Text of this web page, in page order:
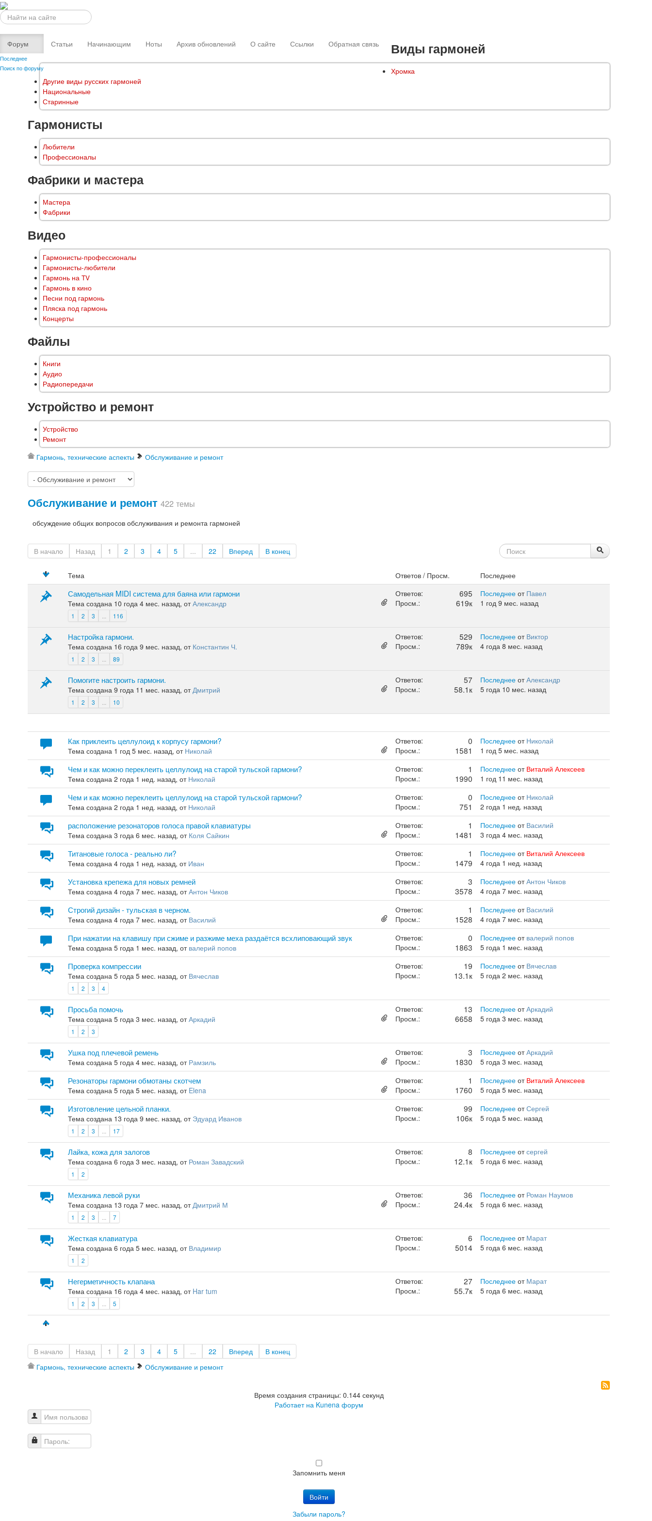
Искать...
Форум
Последнее
Поиск по форуму
Статьи Начинающим Ноты Архив обновлений О сайте Ссылки Обратная связь Виды гармоней
Хромка
Другие виды русских гармоней
Национальные
Старинные
Гармонисты
Любители
Профессионалы
Фабрики и мастера
Мастера
Фабрики
Видео
Гармонисты-профессионалы
Гармонисты-любители
Гармонь на TV
Гармонь в кино
Песни под гармонь
Пляска под гармонь
Концерты
Файлы
Книги
Аудио
Радиопередачи
Устройство и ремонт
Устройство
Ремонт
Гармонь, технические аспекты Обслуживание и ремонт
Обслуживание и ремонт 422 темы
обсуждение общих вопросов обслуживания и ремонта гармоней
В начало Назад 1 2 3 4 5 ... 22 Вперед В конец
Тема Ответов / Просм. Последнее
Самодельная MIDI система для баяна или гармони
Тема создана 10 года 4 мес. назад, отАлександр
1 2 3 116
Ответов: 695
Просм.: 619к
Последнее от Павел
1 год 9 мес. назад
Настройка гармони.
Тема создана 16 года 9 мес. назад, от Константин Ч.
1 2 3 89
Ответов: 529
Просм.: 789к
Последнее от Виктор
4 года 8 мес. назад
Помогите настроить гармони.
Тема создана 9 года 11 мес. назад, отДмитрий
1 2 3 10
Ответов: 57
Просм.: 58.1к
Последнее отАлександр
5 года 10 мес. назад
Как приклеить целлулоид к корпусу гармони?
Тема создана 1 год 5 мес. назад, от Николай
Ответов: 0
Просм.: 1581
Последнее от Николай
1 год 5 мес. назад
Чем и как можно переклеить целлулоид на старой тульской гармони?
Тема создана 2 года 1 нед. назад, от Николай
Ответов: 1
Просм.: 1990
Последнее от Виталий Алексеев
1 год 11 мес. назад
Чем и как можно переклеить целлулоид на старой тульской гармони?
Тема создана 2 года 1 нед. назад, от Николай
Ответов: 0
Просм.: 751
Последнее от Николай
2 года 1 нед. назад
расположение резонаторов голоса правой клавиатуры
Тема создана 3 года 6 мес. назад, от Коля Сайкин
Ответов: 1
Просм.: 1481
Последнее от Василий
3 года 4 мес. назад
Титановые голоса - реально ли?
Тема создана 4 года 1 нед. назад, от Иван
Ответов: 1
Просм.: 1479
Последнее от Виталий Алексеев
4 года 1 нед. назад
Установка крепежа для новых ремней
Тема создана 4 года 7 мес. назад, отАнтон Чиков
Ответов: 3
Просм.: 3578
Последнее отАнтон Чиков
4 года 7 мес. назад
Строгий дизайн - тульская в черном.
Тема создана 4 года 7 мес. назад, от Василий
Ответов: 1
Просм.: 1528
Последнее от Василий
4 года 7 мес. назад
При нажатии на клавишу при сжиме и разжиме меха раздаётся всхлиповающий звук
Тема создана 5 года 1 мес. назад, от валерий попов
Ответов: 0
Просм.: 1863
Последнее от валерий попов
5 года 1 мес. назад
Проверка компрессии
Тема создана 5 года 5 мес. назад, от Вячеслав
1 2 3 4
Ответов: 19
Просм.: 13.1к
Последнее от Вячеслав
5 года 2 мес. назад
Просьба помочь
Тема создана 5 года 3 мес. назад, отАркадий
1 2 3
Ответов: 13
Просм.: 6658
Последнее отАркадий
5 года 3 мес. назад
Ушка под плечевой ремень
Тема создана 5 года 4 мес. назад, от Рамзиль
Ответов: 3
Просм.: 1830
Последнее отАркадий
5 года 3 мес. назад
Резонаторы гармони обмотаны скотчем
Тема создана 5 года 5 мес. назад, от Elena
Ответов: 1
Просм.: 1760
Последнее от Виталий Алексеев
5 года 5 мес. назад
Изготовление цельной планки.
Тема создана 13 года 9 мес. назад, от Эдуард Иванов
1 2 3 17
Ответов: 99
Просм.: 106к
Последнее отСергей
5 года 5 мес. назад
Лайка, кожа для залогов
Тема создана 6 года 3 мес. назад, от Роман Завадский
1 2
Ответов: 8
Просм.: 12.1к
Последнее отсергей
5 года 6 мес. назад
Механика левой руки
Тема создана 13 года 7 мес. назад, отДмитрий М
1 2 3 7
Ответов: 36
Просм.: 24.4к
Последнее от Роман Наумов
5 года 6 мес. назад
Жесткая клавиатура
Тема создана 6 года 5 мес. назад, от Владимир
1 2
Ответов: 6
Просм.: 5014
Последнее от Марат
5 года 6 мес. назад
Негерметичность клапана
Тема создана 16 года 4 мес. назад, от Har tum
1 2 3 5
Ответов: 27
Просм.: 55.7к
Последнее от Марат
5 года 6 мес. назад
В начало Назад 1 2 3 4 5 ... 22 Вперед
В конец
Гармонь, технические аспекты
Обслуживание и ремонт
Время создания страницы: 0.144 секунд
Работает на Kunena форум
Имя пользователя
Пароль:
Запомнить меня
Войти
Забыли пароль?